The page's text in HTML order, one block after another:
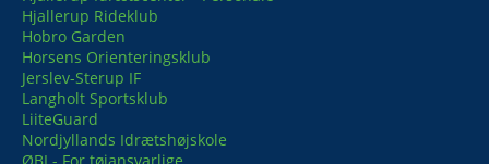
Hjallerup Rideklub
Hobro Garden
Horsens Orienteringsklub
Jerslev-Sterup IF
Langholt Sportsklub
LiiteGuard
Nordjyllands Idrætshøjskole